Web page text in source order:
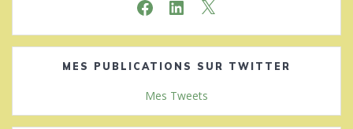
MES PUBLICATIONS SUR TWITTER
Mes Tweets